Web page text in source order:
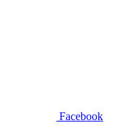
Facebook